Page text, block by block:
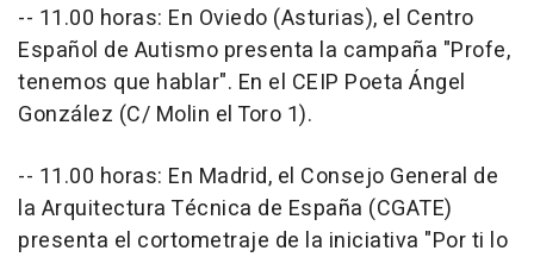
-- 11.00 horas: En Oviedo (Asturias), el Centro
Español de Autismo presenta la campaña "Profe,
tenemos que hablar". En el CEIP Poeta Ángel
González (C/ Molin el Toro 1).
-- 11.00 horas: En Madrid, el Consejo General de
la Arquitectura Técnica de España (CGATE)
presenta el cortometraje de la iniciativa "Por ti lo